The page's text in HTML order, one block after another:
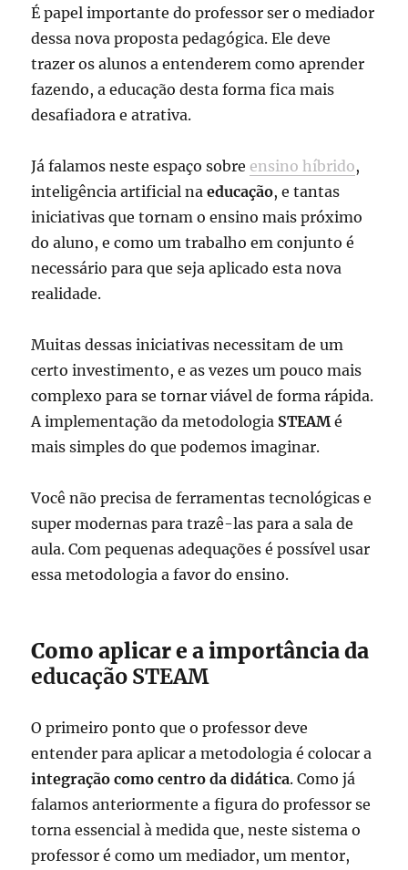
É papel importante do professor ser o mediador
dessa nova proposta pedagógica. Ele deve
trazer os alunos a entenderem como aprender
fazendo, a educação desta forma fica mais
desafiadora e atrativa.
Já falamos neste espaço sobre ensino híbrido,
inteligência artificial naeducação, e tantas
iniciativas que tornam o ensino mais próximo
do aluno, e como um trabalho em conjunto é
necessário para que seja aplicado esta nova
realidade.
Muitas dessas iniciativas necessitam de um
certo investimento, e as vezes um pouco mais
complexo para se tornar viável de forma rápida.
A implementação da metodologia STEAMé
mais simples do que podemos imaginar.
Você não precisa de ferramentas tecnológicas e
super modernas para trazê-las para a sala de
aula. Com pequenas adequações é possível usar
essa metodologia a favor do ensino.
Como aplicar e a importância da
educação STEAM
O primeiro ponto que o professor deve
entender para aplicar a metodologia é colocar a
integração como centro da didática. Como já
falamos anteriormente a figura do professor se
torna essencial à medida que, neste sistema o
professor é como um mediador, um mentor,